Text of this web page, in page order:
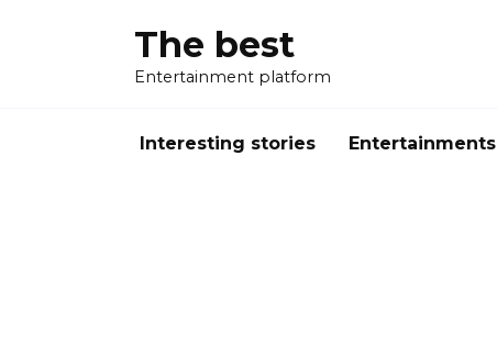
The best
Entertainment platform
Interesting stories Entertainments